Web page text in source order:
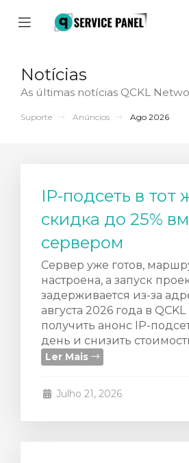
Mobile
Notícias
As últimas notícias QCKL
Suporte Anúncios Ago 2026
IP-подсеть в тот
скидка до 25%
сервером
Сервер уже готов,
настроена, а запуск
задерживается из-за
августа 2026 года в
получить анонс IP-
день и снизить
Ler Mais
Julho 21, 2026